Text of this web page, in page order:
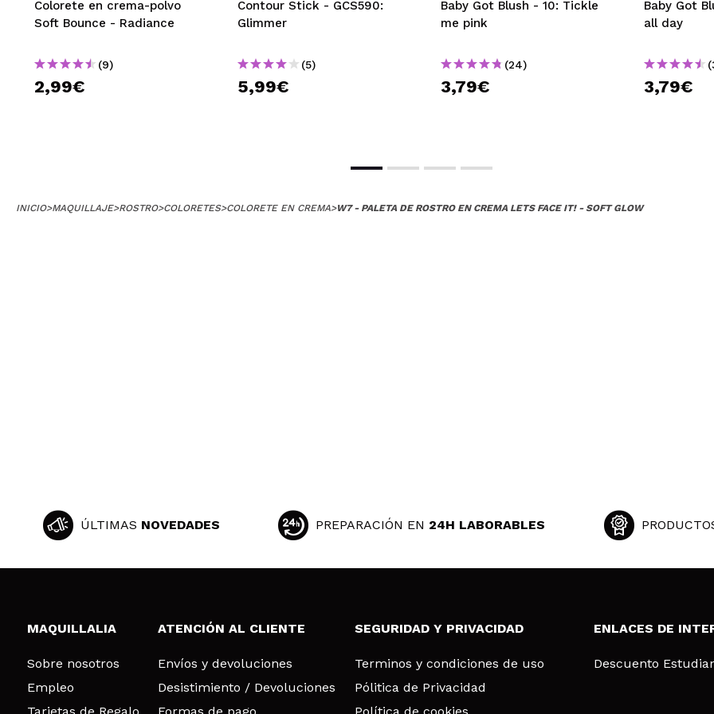
Elena
¿Recomendarías su compra?
Opinión verificada| Hace 5 meses
Colorete en crema-polvo
Soft Bounce - Radiance
(9)
2,99€
Contour Stick - GCS590:
Glimmer
(5)
5,99€
Baby Got Blush - 10: Tickle
me pink
(24)
3,79€
Baby Got
all day
3,79€
INICIO>MAQUILLAJE>ROSTRO>COLORETES>COLORETE EN CREMA>W7 - PALETA DE ROSTRO EN CREMA LETS FACE IT! - SOFT GLOW
ÚLTIMAS NOVEDADES PREPARACIÓN EN 24H LABORABLES
MAQUILLALIA
Sobre nosotros
Empleo
Tarjetas de Regalo
ATENCIÓN AL CLIENTE
Envíos y devoluciones
Desistimiento / Devoluciones
Formas de pago
SEGURIDAD Y PRIVACIDAD
Terminos y condiciones de uso
Pólitica de Privacidad
Política de cookies
ENLACES DE
Descuento